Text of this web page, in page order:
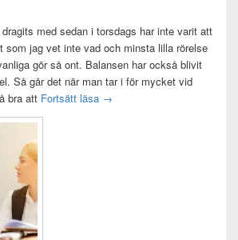
med sedan i torsdags har inte varit att
som jag vet inte vad och minsta lilla rörelse
gör så ont. Balansen har också blivit
Så går det när man tar i för mycket vid
bra att Fortsätt läsa Träningsvärken från helvetet
→